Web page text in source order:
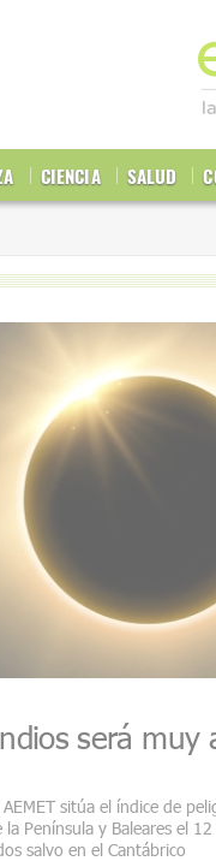
CIENCIA SALUD
será
sitúa el índice de
Península y Baleares el
salvo en el Cantábrico